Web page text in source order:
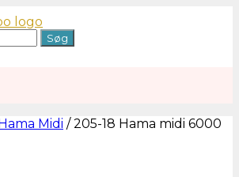
Søg
Midi / 205-18 Hama midi 6000